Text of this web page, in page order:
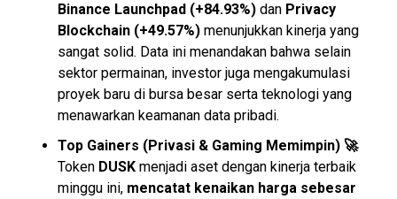
Binance Launchpad (+84.93%) dan Privacy
Blockchain (+49.57%) menunjukkan kinerja yang
sangat solid. Data ini menandakan bahwa selain
sektor permainan, investor juga mengakumulasi
proyek baru di bursa besar serta teknologi yang
menawarkan keamanan data pribadi.
Top Gainers (Privasi & Gaming Memimpin) 🚀
Token DUSK menjadi aset dengan kinerja terbaik
minggu ini, mencatat kenaikan harga sebesar